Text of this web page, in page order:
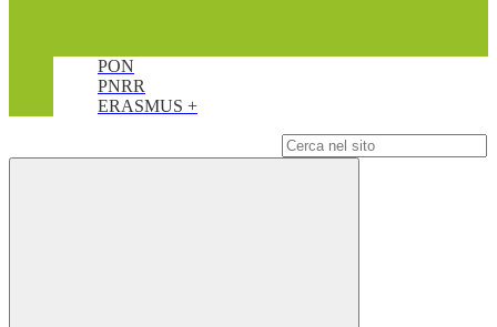
PON
PNRR
ERASMUS +